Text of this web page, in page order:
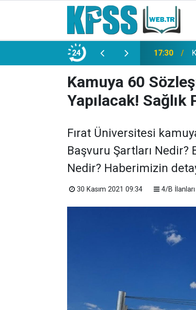
24
Memur Alımı Başlıyor! 21:20
Kamuya 60
Yapılacak! Sağlık
Fırat Üniversitesi
Başvuru Şartları
Nedir? Haberimizin
30 Kasım 2021 09:34 4/B İlanları